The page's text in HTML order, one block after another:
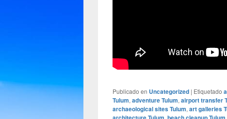
Publicado en Uncategorized | Etiquetado
Tulum, adventure Tulum, airport transfer
archaeological sites Tulum, art galleries